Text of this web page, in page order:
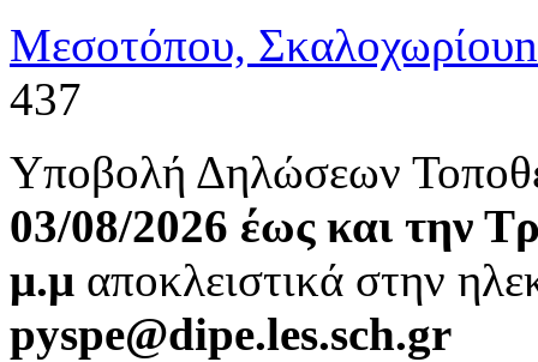
Μεσοτόπου, Σκαλοχωρίου
437
Υποβολή Δηλώσεων
03/08/2026 έως και την
μ.μ αποκλειστικά στην
pyspe@dipe.les.sch.gr